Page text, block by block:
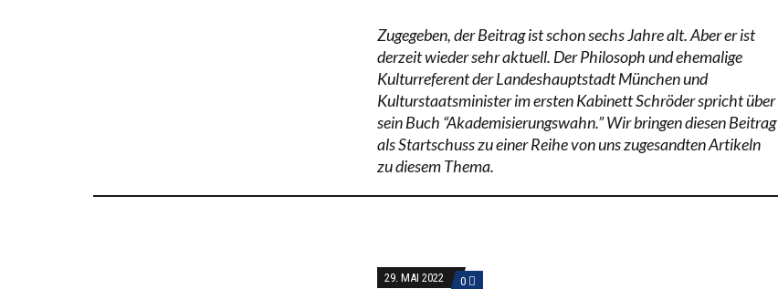
Zugegeben, der Beitrag ist schon sechs Jahre alt. Aber er ist
derzeit wieder sehr aktuell. Der Philosoph und ehemalige
Kulturreferent der Landeshauptstadt München und
Kulturstaatsminister im ersten Kabinett Schröder spricht über
sein Buch “Akademisierungswahn.” Wir bringen diesen Beitrag
als Startschuss zu einer Reihe von uns zugesandten Artikeln
zu diesem Thema.
29. MAI 2022 0